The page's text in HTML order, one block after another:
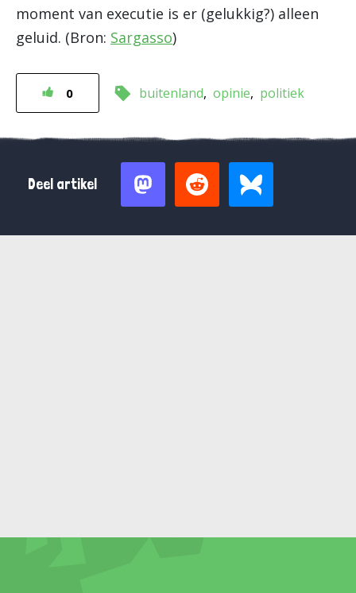
moment van executie is er (gelukkig?) alleen
geluid. (Bron: Sargasso)
0 buitenland opinie politiek
Deel artikel